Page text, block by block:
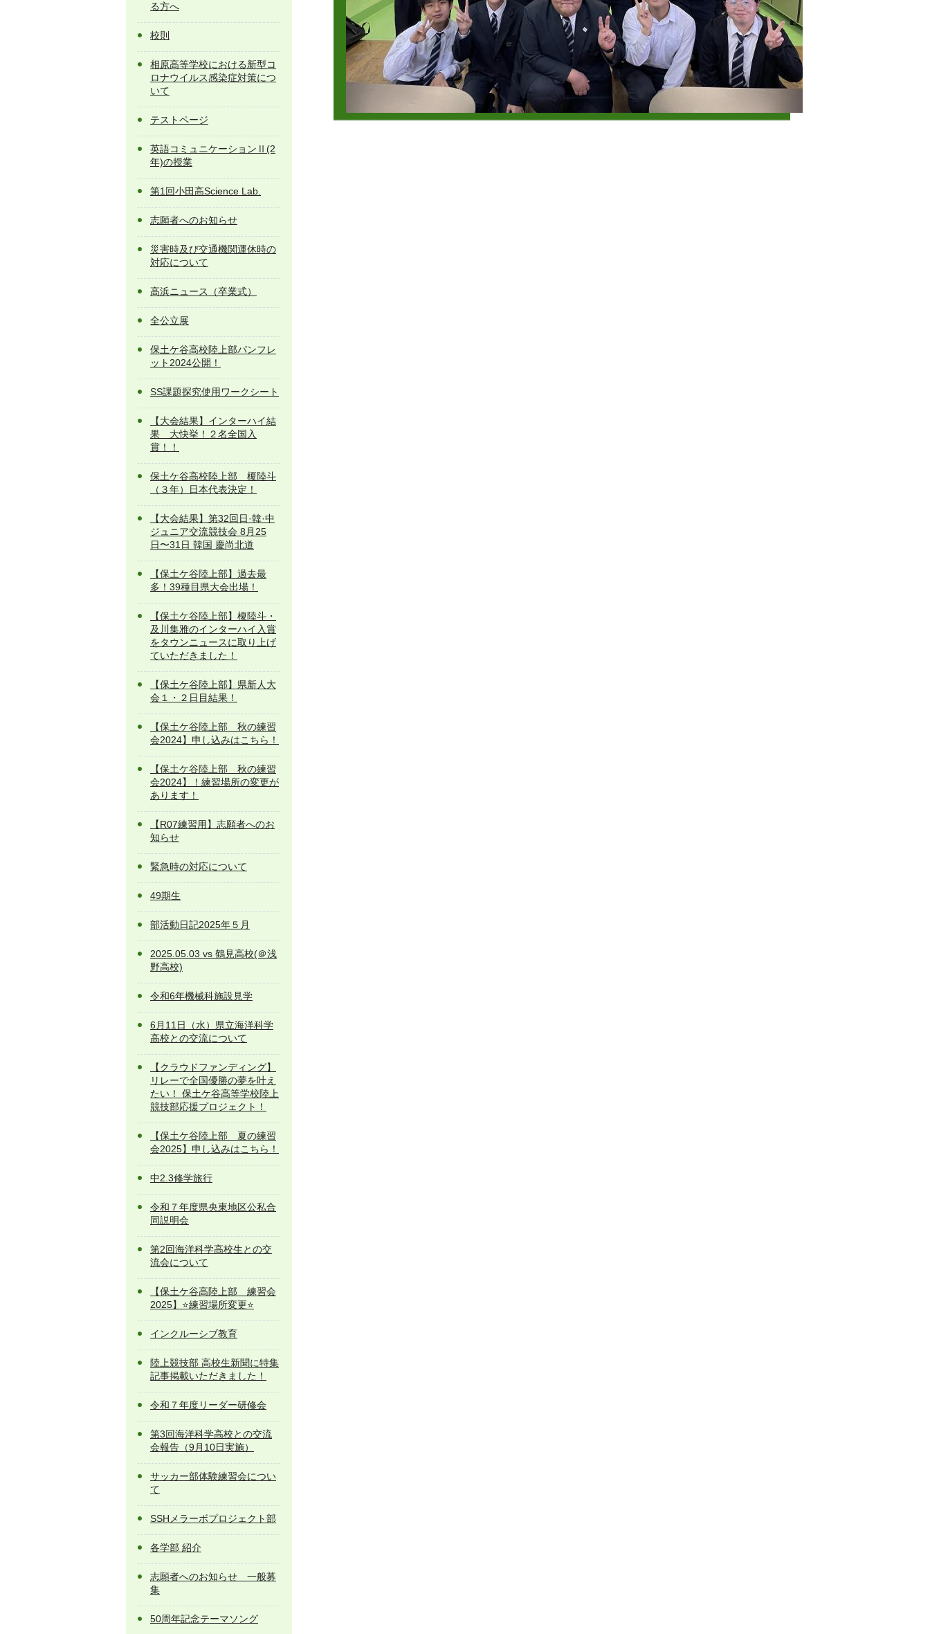
る方へ
校則
相原高等学校における新型コ
ロナウイルス感染症対策につ
いて
テストページ
英語コミュニケーションⅡ(2
年)の授業
第1回小田高Science Lab.
志願者へのお知らせ
災害時及び交通機関運休時の
対応について
高浜ニュース（卒業式）
全公立展
保土ケ谷高校陸上部パンフレ
ット2024公開！
SS課題探究使用ワークシート
【大会結果】インターハイ結
果 大快挙！２名全国入
賞！！
保土ケ谷高校陸上部 榎陸斗
（３年）日本代表決定！
【大会結果】第32回日·韓·中
ジュニア交流競技会 8月25
日〜31日 韓国 慶尚北道
【保土ケ谷陸上部】過去最
多！39種目県大会出場！
【保土ケ谷陸上部】榎陸斗・
及川集雅のインターハイ入賞
をタウンニュースに取り上げ
ていただきました！
【保土ケ谷陸上部】県新人大
会１・２日目結果！
【保土ケ谷陸上部 秋の練習
会2024】申し込みはこちら！
【保土ケ谷陸上部 秋の練習
会2024】！練習場所の変更が
あります！
【R07練習用】志願者へのお
知らせ
緊急時の対応について
49期生
部活動日記2025年５月
2025.05.03 vs 鶴見高校(＠浅
野高校)
令和6年機械科施設見学
6月11日（水）県立海洋科学
高校との交流について
【クラウドファンディング】
リレーで全国優勝の夢を叶え
たい！ 保土ケ谷高等学校陸上
競技部応援プロジェクト！
【保土ケ谷陸上部 夏の練習
会2025】申し込みはこちら！
中2.3修学旅行
令和７年度県央東地区公私合
同説明会
第2回海洋科学高校生との交
流会について
【保土ケ谷高陸上部 練習会
2025】⭐️練習場所変更⭐️
インクルーシブ教育
陸上競技部 高校生新聞に特集
記事掲載いただきました！
令和７年度リーダー研修会
第3回海洋科学高校との交流
会報告（9月10日実施）
サッカー部体験練習会につい
て
SSHメラーボプロジェクト部
各学部 紹介
志願者へのお知らせ 一般募
集
50周年記念テーマソング